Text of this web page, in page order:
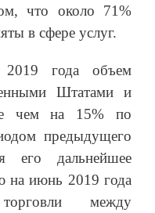
что около 71%
в сфере услуг.
2019 года объем
Штатами и
чем на 15% по
предыдущего
его дальнейшее
на июнь 2019 года
между